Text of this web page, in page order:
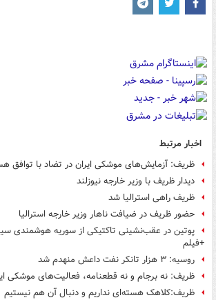
اخبار مرتبط
ظریف: آزمایش‌های موشکی ایران در تضاد با توافق
دیدار ظریف با وزیر خارجه نیوزلند
ظریف راهی استرالیا شد
حضور ظریف در ضیافت ناهار وزیر خارجه استرالیا
پوتین در عقب‌نشینی تاکتیکی از سوریه هوشمندی
+فیلم
روسیه: ۳ هزار تانکر نفت داعش منهدم شد
ظریف: نه برجام و نه قطعنامه، فعالیت‌های موشکی
ظریف:کلاهک هسته‌ای نداریم و دنبال آن هم نیستیم